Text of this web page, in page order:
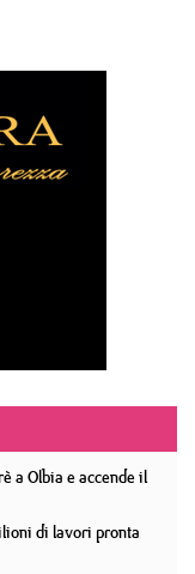
a Olbia e accende il
di lavori pronta